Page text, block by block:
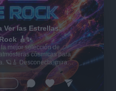
Ver las Estrellas:
🎸✨
mejor selección de
cósmicas para
🪐🎸 Desconecta, mira
cero. 💾 ¡Guarda
noche estrellada!